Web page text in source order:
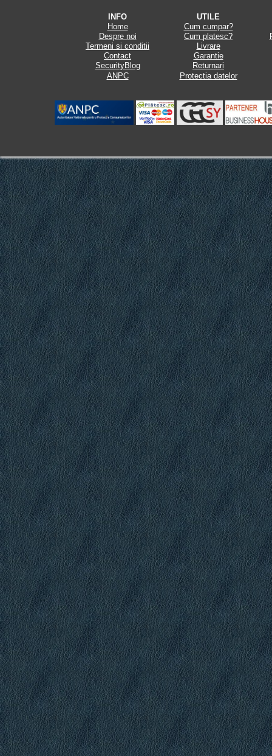
INFO
UTILE
Home
Cum cumpar?
Despre noi
Cum platesc?
Termeni si conditii
Livrare
Contact
Garantie
SecurityBlog
Returnari
ANPC
Protectia datelor